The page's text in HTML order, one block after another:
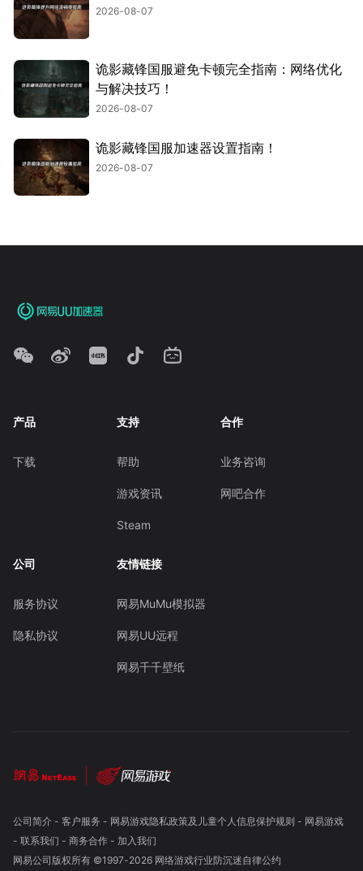
2026-08-07
诡影藏锋国服避免卡顿完全指南：网络优化
与解决技巧！
2026-08-07
诡影藏锋国服加速器设置指南！
2026-08-07
产品
下载
支持
帮助
游戏资讯
Steam
合作
业务咨询
网吧合作
公司
服务协议
隐私协议
友情链接
网易MuMu模拟器
网易UU远程
网易千千壁纸
公司简介- 客户服务 - 网易游戏隐私政策及儿童个人信息保护规则 - 网易游戏
- 联系我们 - 商务合作- 加入我们
网易公司版权所有 ©1997-2026 网络游戏行业防沉迷自律公约